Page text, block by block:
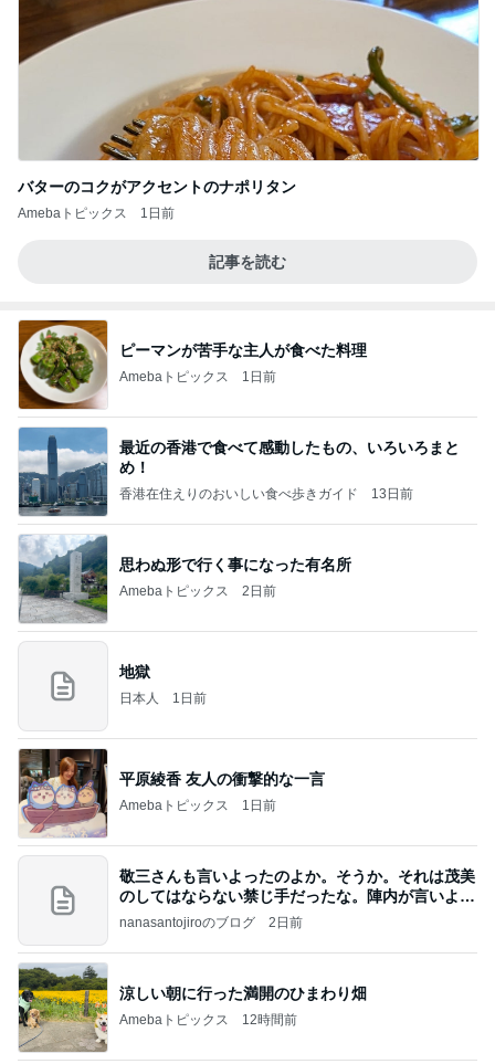
バターのコクがアクセントのナポリタン
Amebaトピックス 1日前
記事を読む
ピーマンが苦手な主人が食べた料理
Amebaトピックス 1日前
最近の香港で食べて感動したもの、いろいろまと
め！
香港在住えりのおいしい食べ歩きガイド 13日前
思わぬ形で行く事になった有名所
Amebaトピックス 2日前
地獄
日本人 1日前
平原綾香 友人の衝撃的な一言
Amebaトピックス 1日前
敬三さんも言いよったのよか。そうか。それは茂美
のしてはならない禁じ手だったな。陣内が言いよる
のよ
nanasantojiroのブログ 2日前
涼しい朝に行った満開のひまわり畑
Amebaトピックス 12時間前